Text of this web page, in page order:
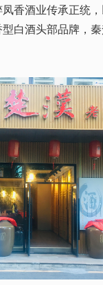
香酒业传承正统，
白酒头部品牌，